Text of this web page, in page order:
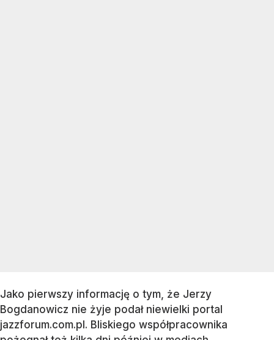
Jako pierwszy informację o tym, że Jerzy
Bogdanowicz nie żyje podał niewielki portal
jazzforum.com.pl. Bliskiego współpracownika